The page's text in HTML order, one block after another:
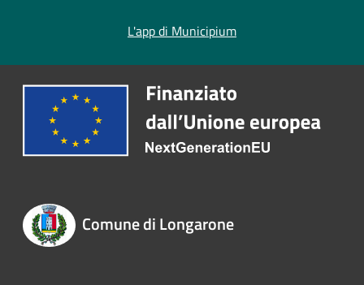
L'app di Municipium
Comune di Longarone